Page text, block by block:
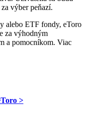
výber peňazí.
alebo ETF fondy, eToro
za výhodným
a pomocníkom. Viac
>